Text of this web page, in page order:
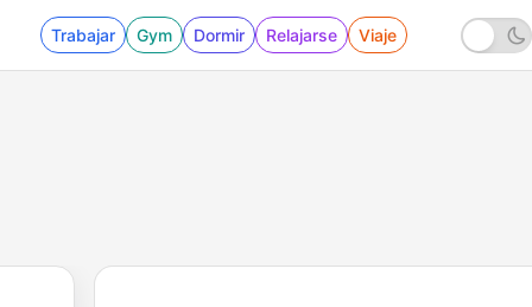
Trabajar Gym Dormir Relajarse Viaje